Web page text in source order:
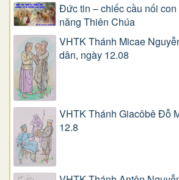
Đức tin – chiếc cầu nối
năng Thiên Chúa
VHTK Thánh Micae
dân, ngày 12.08
VHTK Thánh Giacôbê Ðỗ
12.8